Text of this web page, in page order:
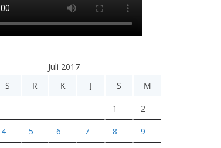
Juli 2017
S R K J S M
1 2
4 5 6 7 8 9